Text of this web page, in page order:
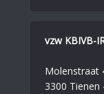
vzw KBIVB-
Molenstraat
3300 Tienen